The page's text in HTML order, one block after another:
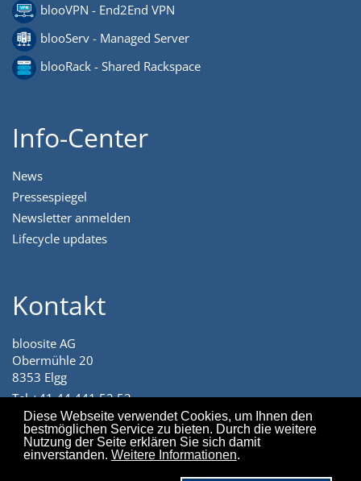
Diese Webseite verwendet Cookies, um Ihnen den
bestmöglichen Service zu bieten. Durch die weitere
Nutzung der Seite erklären Sie sich damit
einverstanden. Weitere Informationen.
blooVPN - End2End VPN
blooServ - Managed Server
blooRack - Shared Rackspace
Info-Center
News
Pressespiegel
Newsletter anmelden
Lifecycle updates
Kontakt
bloosite AG
Obermühle 20
8353 Elgg
Tel +41 44 441 52 52
angenehm@bloosite.com